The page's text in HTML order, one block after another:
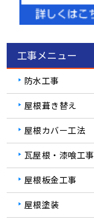
工事メニュー
防水工事
屋根葺き替え
屋根カバー工法
瓦屋根・漆喰工事
屋根板金工事
屋根塗装